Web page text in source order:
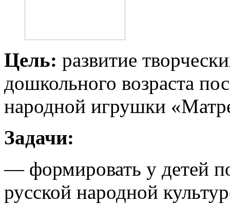
Цель: развитие
дошкольного возраста
народной игрушки
Задачи:
— формировать у детей
русской народной